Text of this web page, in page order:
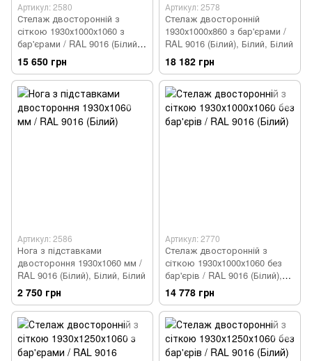
Артикул: 2580
Стелаж двосторонній з
сіткою 1930х1000х1060 з
бар'єрами / RAL 9016 (Білий),
Білий, Білий
15 650 грн
Артикул: 2578
Стелаж двосторонній
1930х1000х860 з бар'єрами /
RAL 9016 (Білий), Білий, Білий
18 182 грн
Артикул: 2586
Нога з підставками
двостороння 1930х1060 мм /
RAL 9016 (Білий), Білий, Білий
2 750 грн
Артикул: 2770
Стелаж двосторонній з
сіткою 1930х1000х1060 без
бар'єрів / RAL 9016 (Білий),
Білий, Білий
14 778 грн